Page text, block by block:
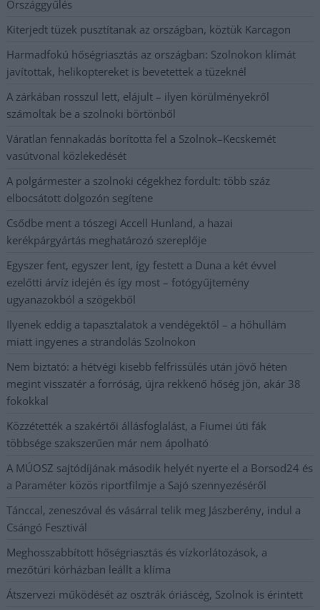
Országgyűlés
Kiterjedt tüzek pusztítanak az országban, köztük Karcagon
Harmadfokú hőségriasztás az országban: Szolnokon klímát
javítottak, helikoptereket is bevetettek a tüzeknél
A zárkában rosszul lett, elájult – ilyen körülményekről
számoltak be a szolnoki börtönből
Váratlan fennakadás borította fel a Szolnok–Kecskemét
vasútvonal közlekedését
A polgármester a szolnoki cégekhez fordult: több száz
elbocsátott dolgozón segítene
Csődbe ment a tószegi Accell Hunland, a hazai
kerékpárgyártás meghatározó szereplője
Egyszer fent, egyszer lent, így festett a Duna a két évvel
ezelőtti árvíz idején és így most – fotógyűjtemény
ugyanazokból a szögekből
Ilyenek eddig a tapasztalatok a vendégektől – a hőhullám
miatt ingyenes a strandolás Szolnokon
Nem biztató: a hétvégi kisebb felfrissülés után jövő héten
megint visszatér a forróság, újra rekkenő hőség jön, akár 38
fokokkal
Közzétették a szakértői állásfoglalást, a Fiumei úti fák
többsége szakszerűen már nem ápolható
A MÚOSZ sajtódíjának második helyét nyerte el a Borsod24 és
a Paraméter közös riportfilmje a Sajó szennyezéséről
Tánccal, zeneszóval és vásárral telik meg Jászberény, indul a
Csángó Fesztivál
Meghosszabbított hőségriasztás és vízkorlátozások, a
mezőtúri kórházban leállt a klíma
Átszervezi működését az osztrák óriáscég, Szolnok is érintett